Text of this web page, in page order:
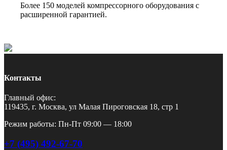
Более 150 моделей компрессорного оборудования с
расширенной гарантией.
Контакты
Главный офис:
119435, г. Москва, ул Малая Пироговская 18, стр 1
Режим работы: Пн-Пт 09:00 — 18:00
+7 (495) 492-67-70